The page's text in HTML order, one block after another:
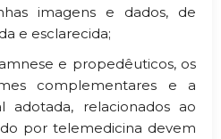
imagens e dados, de
e esclarecida;
e propedêuticos, os
complementares e a
adotada, relacionados ao
por telemedicina devem